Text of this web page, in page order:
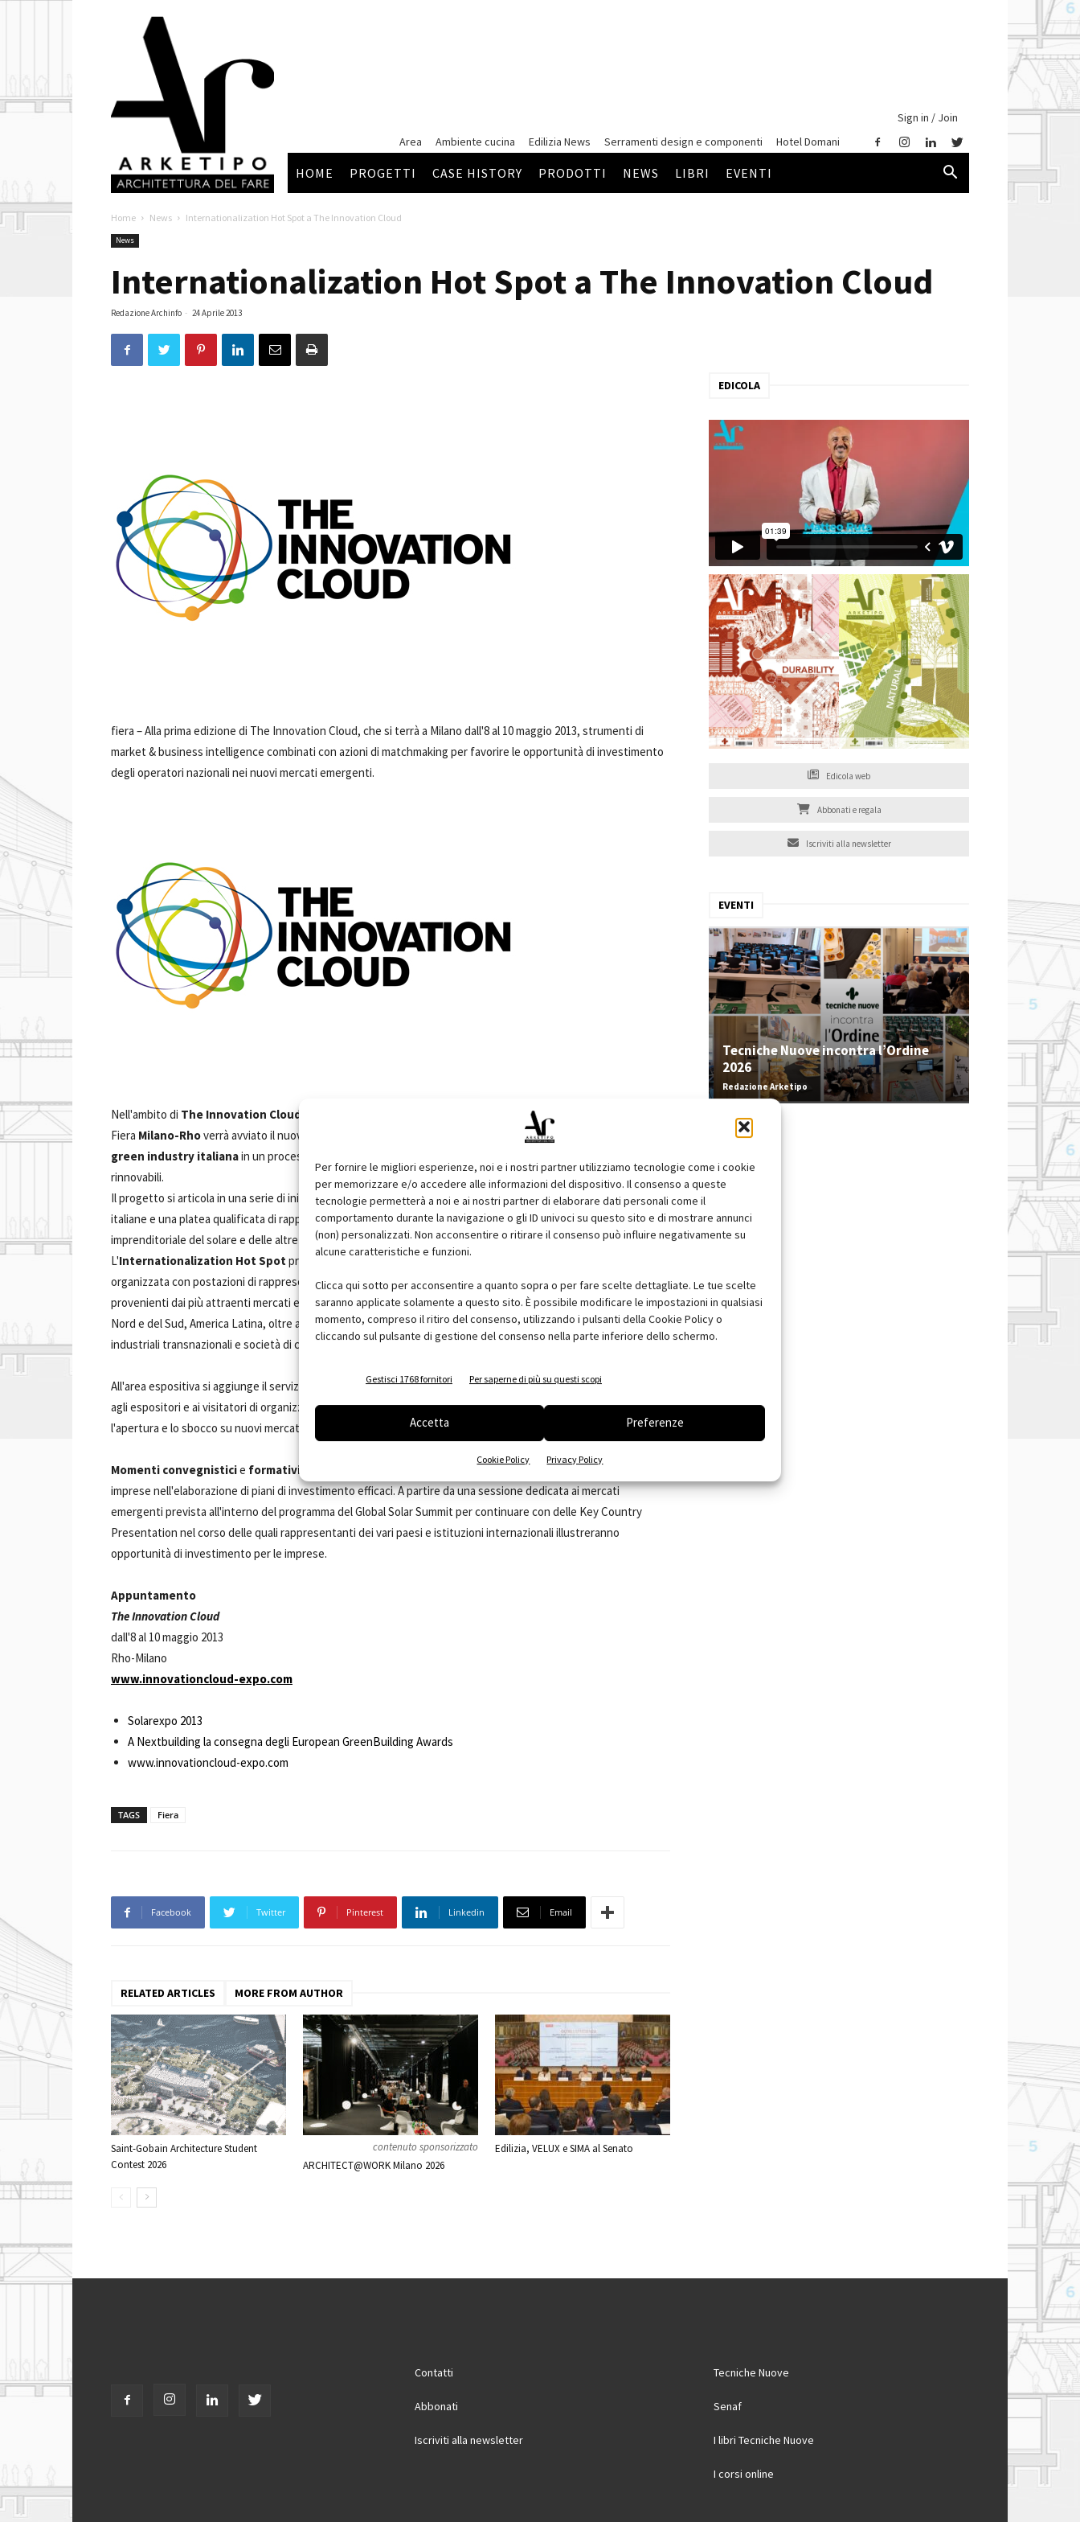
Per fornire le migliori esperienze, noi e i nostri partner utilizziamo tecnologie come i cookie
per memorizzare e/o accedere alle informazioni del dispositivo. Il consenso a queste
tecnologie permetterà a noi e ai nostri partner di elaborare dati personali come il
comportamento durante la navigazione o gli ID univoci su questo sito e di mostrare annunci
(non) personalizzati. Non acconsentire o ritirare il consenso può influire negativamente su
alcune caratteristiche e funzioni.
Clicca qui sotto per acconsentire a quanto sopra o per fare scelte dettagliate. Le tue scelte
saranno applicate solamente a questo sito. È possibile modificare le impostazioni in qualsiasi
momento, compreso il ritiro del consenso, utilizzando i pulsanti della Cookie Policy o
cliccando sul pulsante di gestione del consenso nella parte inferiore dello schermo.
Gestisci 1768 fornitori Per saperne di più su questi scopi
Accetta Preferenze
Cookie Policy Privacy Policy
Arketipo
Sign in / Join
Area
Ambiente cucina Edilizia News Serramenti design e componenti Hotel Domani
HOME PROGETTI CASE HISTORY PRODOTTI NEWS LIBRI EVENTI
Home News Internationalization Hot Spot a The Innovation Cloud
News
Internationalization Hot Spot a The Innovation Cloud
Redazione Archinfo - 24 Aprile 2013
fiera –Alla prima edizione di The Innovation Cloud, che si terrà a Milano dall'8 al 10 maggio 2013, strumenti di
market & business intelligence combinati con azioni di matchmaking per favorire le opportunità di investimento
degli operatori nazionali nei nuovi mercati emergenti.
Nell'ambito di The Innovation Cloud 8 al 10 maggio 2013
Fiera Milano-Rhoverrà avviato il nuovo progetto Internationalization Hot Spot, ideato per sostenere la
green industry italianain un processo di crescita solida e razionale nei nuovi mercati emergenti per le energie
rinnovabili.
Il progetto si articola in una serie di iniziative organizzate per favorire un confronto diretto tra le imprese
italiane e una platea qualificata di rappresentanti del mondo istituzionale, associativo, finanziario e
imprenditoriale del solare e delle altre tecnologie green a livello internazionale.
L'Internationalization Hot Spotprevede un' area espositivaall'interno di
organizzata con postazioni di rappresentanze diplomatiche e agenzie per il commercio e gli investimenti esteri
provenienti dai più attraenti mercati emergenti per le energie rinnovabili - Balcani, Medio Oriente, Africa del
Nord e del Sud, America Latina, oltre all'Unione Europea. Sono inoltre previsti stand dei più importanti attori
industriali transnazionali e società di consulenza specializzate nei processi di sviluppo internazionale.
All'area espositiva si aggiunge il servizio di matchmakingche, sulla base di un'agenda pianificata, consentirà
agli espositori e ai visitatori di organizzare nel corso della manifestazione incontri di business volti a favorire
l'apertura e lo sbocco su nuovi mercati emergenti.
Momenti convegnisticie formativi
infine intendono offrire prospettive di lungo periodo per sostenere le
imprese nell'elaborazione di piani di investimento efficaci. A partire da una sessione dedicata ai mercati
emergenti prevista all'interno del programma del Global Solar Summit per continuare con delle Key Country
Presentation nel corso delle quali rappresentanti dei vari paesi e istituzioni internazionali illustreranno
opportunità di investimento per le imprese.
Appuntamento
The Innovation Cloud
dall'8 al 10 maggio 2013
Rho-Milano
www.innovationcloud-expo.com
Solarexpo 2013
A Nextbuilding la consegna degli European GreenBuilding Awards
www.innovationcloud-expo.com
TAGS Fiera
Facebook Twitter Pinterest Linkedin Email
RELATED ARTICLES MORE FROM AUTHOR
Saint-Gobain Architecture Student
Contest 2026
contenuto sponsorizzato
ARCHITECT@WORK Milano 2026
Edilizia, VELUX e SIMA al Senato
EDICOLA
Edicola web
Abbonati e regala
Iscriviti alla newsletter
EVENTI
Tecniche Nuove incontra l’Ordine
2026
Redazione Arketipo
Contatti
Abbonati
Iscriviti alla newsletter
Tecniche Nuove
Senaf
I libri Tecniche Nuove
I corsi online